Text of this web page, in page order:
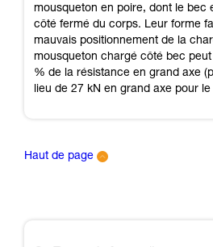
mousqueton en poire, dont le bec
côté fermé du corps. Leur forme
mauvais positionnement de la
mousqueton chargé côté bec
% de la résistance en grand axe
lieu de 27 kN en grand axe pour le
Haut de page